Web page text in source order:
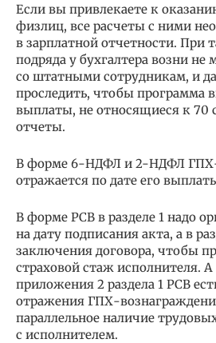
Если вы привлекаете к
физлиц, все расчеты с ними
в зарплатной отчетности. При
подряда у бухгалтера возни не
со штатными сотрудникам, и
проследить, чтобы программа
выплаты, не относящиеся к 70
отчеты.
В форме 6-НДФЛ и 2-НДФЛ ГПХ-
отражается по дате его
В форме РСВ в разделе 1 надо
на дату подписания акта, а в
заключения договора, чтобы
страховой стаж исполнителя. А
приложения 2 раздела 1 РСВ
отражения ГПХ-
параллельное наличие
с исполнителем.